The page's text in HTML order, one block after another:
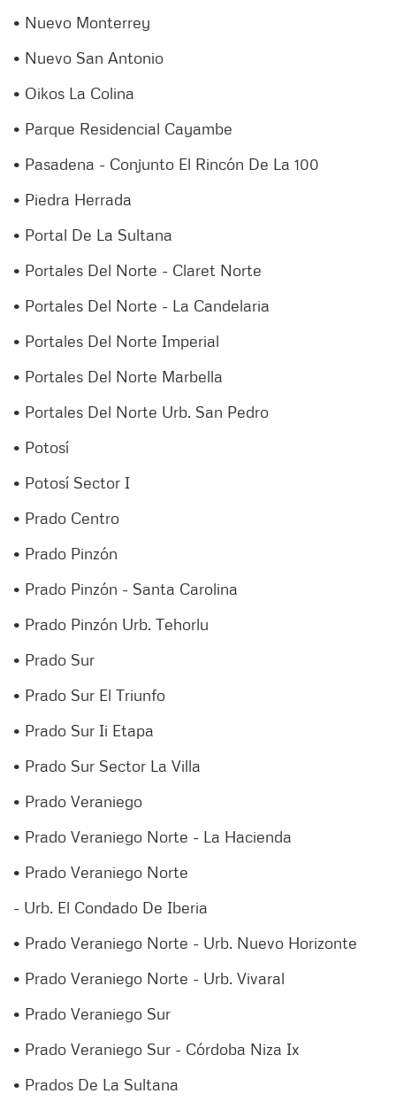
• Nuevo Monterrey
• Nuevo San Antonio
• Oikos La Colina
• Parque Residencial Cayambe
• Pasadena - Conjunto El Rincón De La 100
• Piedra Herrada
• Portal De La Sultana
• Portales Del Norte - Claret Norte
• Portales Del Norte - La Candelaria
• Portales Del Norte Imperial
• Portales Del Norte Marbella
• Portales Del Norte Urb. San Pedro
• Potosí
• Potosí Sector I
• Prado Centro
• Prado Pinzón
• Prado Pinzón - Santa Carolina
• Prado Pinzón Urb. Tehorlu
• Prado Sur
• Prado Sur El Triunfo
• Prado Sur Ii Etapa
• Prado Sur Sector La Villa
• Prado Veraniego
• Prado Veraniego Norte - La Hacienda
• Prado Veraniego Norte
- Urb. El Condado De Iberia
• Prado Veraniego Norte - Urb. Nuevo Horizonte
• Prado Veraniego Norte - Urb. Vivaral
• Prado Veraniego Sur
• Prado Veraniego Sur - Córdoba Niza Ix
• Prados De La Sultana